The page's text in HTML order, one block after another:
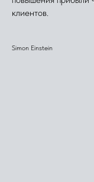
клиентов.
Simon Einstein